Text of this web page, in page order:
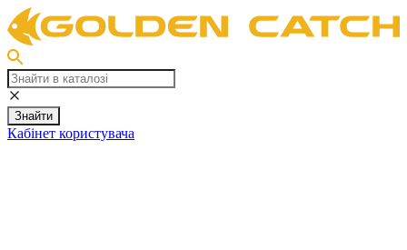
Знайти
Кабінет користувача